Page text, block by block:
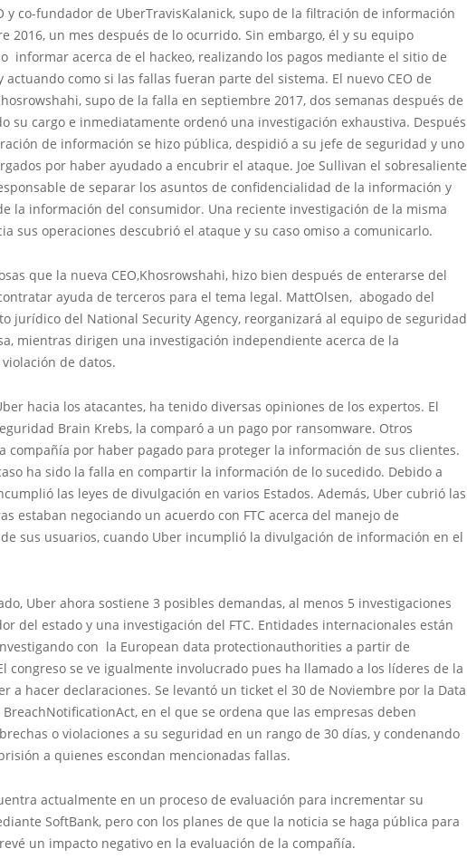
y co-fundador de UberTravisKalanick, supo de la filtración de información
2016, un mes después de lo ocurrido. Sin embargo, él y su equipo
informar acerca de el hackeo, realizando los pagos mediante el sitio de
actuando como si las fallas fueran parte del sistema. El nuevo CEO de
supo de la falla en septiembre 2017, dos semanas después de
su cargo e inmediatamente ordenó una investigación exhaustiva. Después
de información se hizo pública, despidió a su jefe de seguridad y uno
por haber ayudado a encubrir el ataque. Joe Sullivan el sobresaliente
de separar los asuntos de confidencialidad de la información y
la información del consumidor. Una reciente investigación de la misma
sus operaciones descubrió el ataque y su caso omiso a comunicarlo.
que la nueva CEO,Khosrowshahi, hizo bien después de enterarse del
ayuda de terceros para el tema legal. MattOlsen, abogado del
jurídico del National Security Agency, reorganizará al equipo de seguridad
mientras dirigen una investigación independiente acerca de la
de datos.
hacia los atacantes, ha tenido diversas opiniones de los expertos. El
Brain Krebs, la comparó a un pago por ransomware. Otros
compañía por haber pagado para proteger la información de sus clientes.
ha sido la falla en compartir la información de lo sucedido. Debido a
las leyes de divulgación en varios Estados. Además, Uber cubrió las
estaban negociando un acuerdo con FTC acerca del manejo de
sus usuarios, cuando Uber incumplió la divulgación de información en el
Uber ahora sostiene 3 posibles demandas, al menos 5 investigaciones
del estado y una investigación del FTC. Entidades internacionales están
con la European data protectionauthorities a partir de
congreso se ve igualmente involucrado pues ha llamado a los líderes de la
a hacer declaraciones. Se levantó un ticket el 30 de Noviembre por la Data
en el que se ordena que las empresas deben
o violaciones a su seguridad en un rango de 30 días, y condenando
a quienes escondan mencionadas fallas.
actualmente en un proceso de evaluación para incrementar su
SoftBank, pero con los planes de que la noticia se haga pública para
un impacto negativo en la evaluación de la compañía.